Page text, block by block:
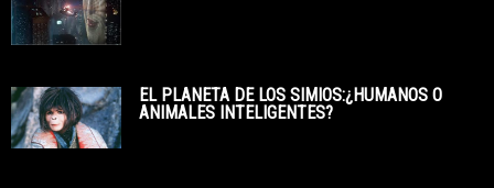
EL PLANETA DE LOS SIMIOS:¿HUMANOS O
ANIMALES INTELIGENTES?